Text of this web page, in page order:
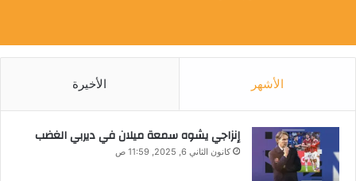
الأشهر الأخيرة
إنزاجي يشوه سمعة ميلان في ديربي الغضب
كانون الثاني 6, 2025, 11:59 ص